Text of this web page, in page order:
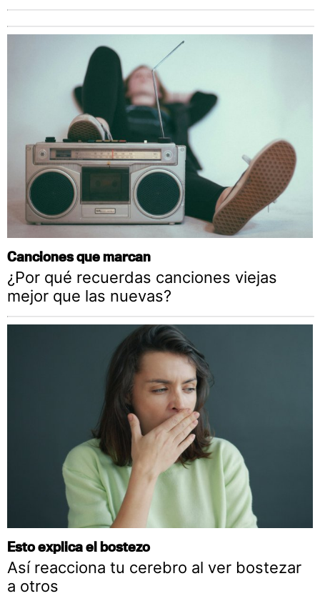
Canciones que marcan
¿Por qué recuerdas canciones viejas
mejor que las nuevas?
Esto explica el bostezo
Así reacciona tu cerebro al ver bostezar
a otros